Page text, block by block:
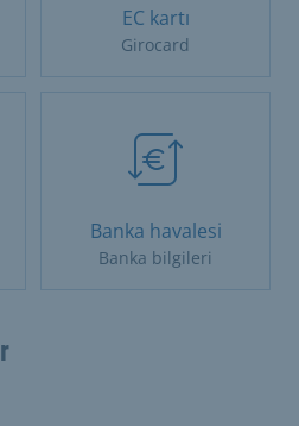
EC kartı
Girocard
Banka havalesi
Banka bilgileri